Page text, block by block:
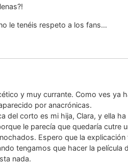
le tenéis respeto a los fans…
y muy currante. Como ves ya
por anacrónicas.
del corto es mi hija, Clara, y ella
le parecía que quedaría
Espero que la explicación
tengamos que hacer la
nada.